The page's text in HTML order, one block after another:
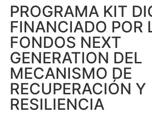
PROGRAMA KIT
FINANCIADO POR
FONDOS NEXT
GENERATION DEL
MECANISMO DE
RECUPERACIÓN Y
RESILIENCIA